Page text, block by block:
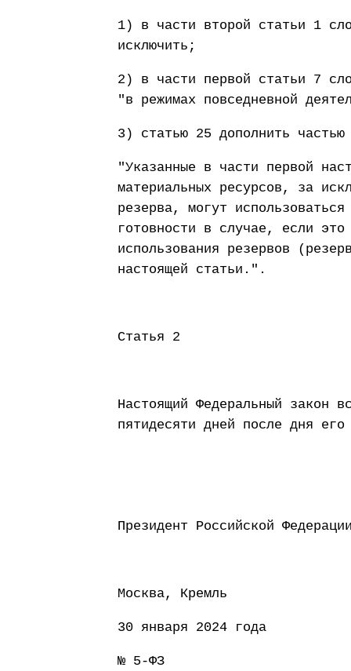
1) в части второй статьи 1
исключить;
2) в части первой статьи 7
"в режимах повседневной
3) статью 25 дополнить частью
"Указанные в части первой
материальных ресурсов, за
резерва, могут
готовности в случае, если это
использования резервов
настоящей статьи.".
Статья 2
Настоящий Федеральный закон
пятидесяти дней после дня
Президент
Москва, Кремль
30 января 2024 года
№ 5-ФЗ